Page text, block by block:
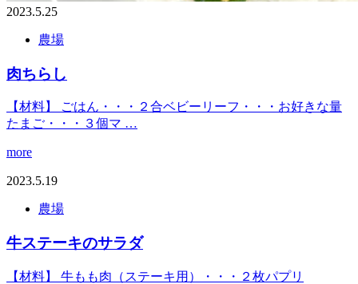
2023.5.25
農場
肉ちらし
【材料】 ごはん・・・２合ベビーリーフ・・・お好きな量
たまご・・・３個マ …
more
2023.5.19
農場
牛ステーキのサラダ
【材料】 牛もも肉（ステーキ用）・・・２枚パプリ